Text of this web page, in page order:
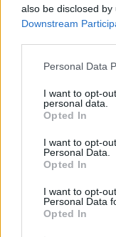
also be disclosed
Downstream
Please note that
not limited to your
grant or deny
use your data for
consent section.
Personal Data
I want to opt-
personal data.
Opted In
I want to opt-
Personal Data.
Opted In
I want to opt-
Personal Data
Opted In
2020. szeptember.
Hát nem édesek?
JÓT TESZ A
2020. július. 23. 19:16
Innentől erre fogunk
A
MEGYEI
MIATT: FEHÉR
LIOFILIZÁLT
Kíváncsian várjuk,
édességet.
A NAP